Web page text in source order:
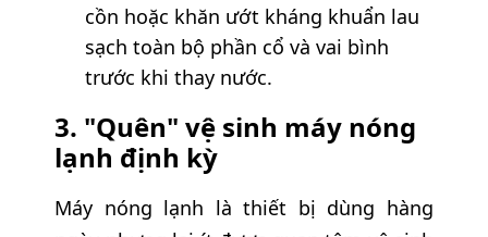
cồn hoặc khăn ướt kháng khuẩn lau
sạch toàn bộ phần cổ và vai bình
trước khi thay nước.
3. "Quên" vệ sinh máy nóng
lạnh định kỳ
Máy nóng lạnh là thiết bị dùng hàng